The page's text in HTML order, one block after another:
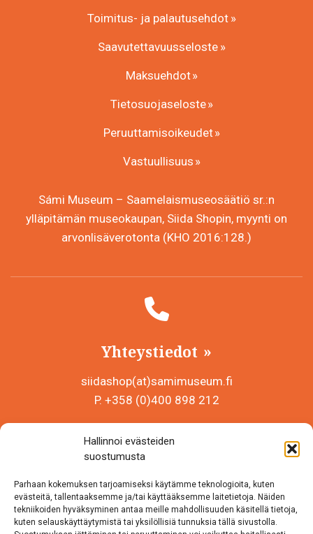
Hallinnoi evästeiden
suostumusta
Parhaan kokemuksen tarjoamiseksi käytämme teknologioita, kuten
evästeitä, tallentaaksemme ja/tai käyttääksemme laitetietoja. Näiden
tekniikoiden hyväksyminen antaa meille mahdollisuuden käsitellä tietoja,
kuten selauskäyttäytymistä tai yksilöllisiä tunnuksia tällä sivustolla.
Toimitus- ja palautusehdot
Saavutettavuusseloste
Maksuehdot
Tietosuojaseloste
Peruuttamisoikeudet
Vastuullisuus
Sámi Museum – Saamelaismuseosäätiö sr.:n
ylläpitämän museokaupan, Siida Shopin, myynti on
arvonlisäverotonta (KHO 2016:128.)
Yhteystiedot
siidashop(at)samimuseum.fi
P. +358 (0)400 898 212
Y-tunnus 0625907-2
Inarintie 46
99870 Inari